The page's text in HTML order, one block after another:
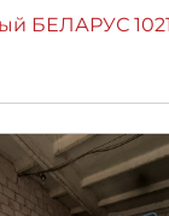
БЕЛАРУС 1021,